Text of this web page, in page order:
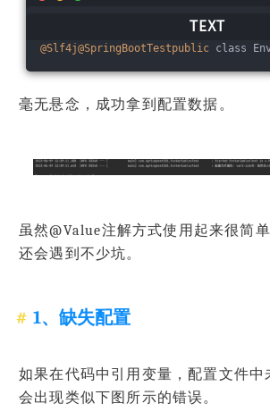
@Slf4j@SpringBootTestpublic class
毫无悬念，成功拿到配置数据。
虽然@Value注解方式使用起来很简
还会遇到不少坑。
1、缺失配置
如果在代码中引用变量，配置文件中
会出现类似下图所示的错误。